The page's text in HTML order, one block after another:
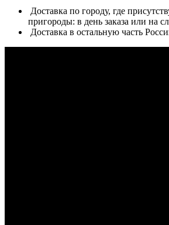
Доставка по городу, где
пригороды: в день заказа или на
Доставка в остальную часть